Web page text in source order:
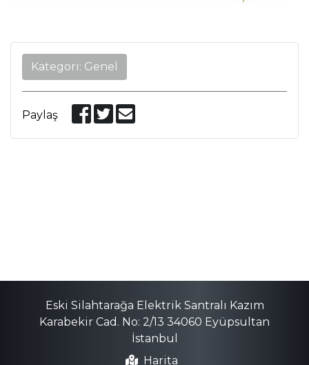
Kategori: Genel
Paylaş
Eski Silahtarağa Elektrik Santralı Kazım
Karabekir Cad. No: 2/13 34060 Eyüpsultan
İstanbul
Harita